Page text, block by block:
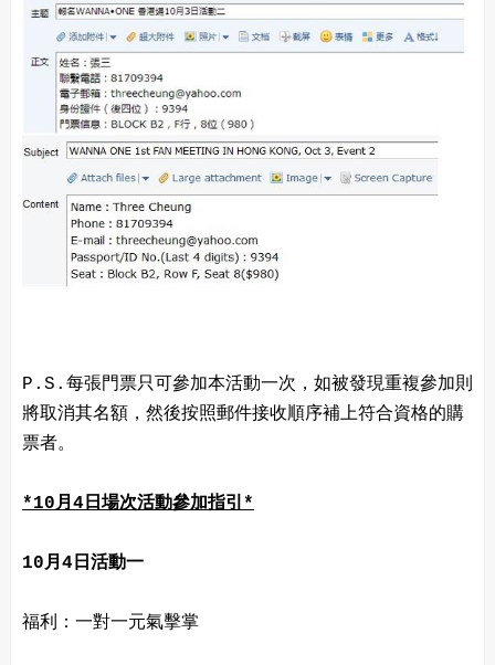
P.S.每張門票只可參加本活動一次，如被發現重複參加則
將取消其名額，然後按照郵件接收順序補上符合資格的購
票者。
*10月4日場次活動參加指引*
10月4日活動一
福利：一對一元氣擊掌